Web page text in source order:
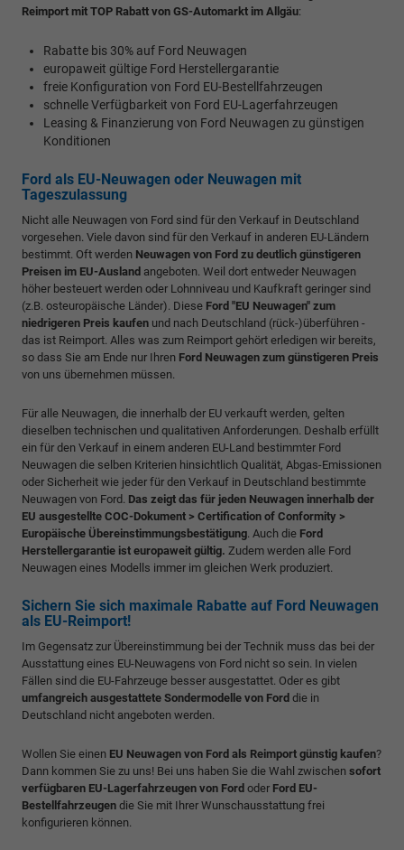
Reimport mit TOP Rabatt von GS-Automarkt im Allgäu:
Rabatte bis 30% auf Ford Neuwagen
europaweit gültige Ford Herstellergarantie
freie Konfiguration von Ford EU-Bestellfahrzeugen
schnelle Verfügbarkeit von Ford EU-Lagerfahrzeugen
Leasing & Finanzierung von Ford Neuwagen zu günstigen
Konditionen
Ford als EU-Neuwagen oder Neuwagen mit
Tageszulassung
Nicht alle Neuwagen von Ford sind für den Verkauf in Deutschland
vorgesehen. Viele davon sind für den Verkauf in anderen EU-Ländern
bestimmt. Oft werden Neuwagen von Ford zu deutlich günstigeren
Preisen im EU-Ausland angeboten. Weil dort entweder Neuwagen
höher besteuert werden oder Lohnniveau und Kaufkraft geringer sind
(z.B. osteuropäische Länder). Diese Ford "EU Neuwagen" zum
niedrigeren Preis kaufen und nach Deutschland (rück-)überführen -
das ist Reimport. Alles was zum Reimport gehört erledigen wir bereits,
so dass Sie am Ende nur Ihren Ford Neuwagen zum günstigeren Preis
von uns übernehmen müssen.
Für alle Neuwagen, die innerhalb der EU verkauft werden, gelten
dieselben technischen und qualitativen Anforderungen. Deshalb erfüllt
ein für den Verkauf in einem anderen EU-Land bestimmter Ford
Neuwagen die selben Kriterien hinsichtlich Qualität, Abgas-Emissionen
oder Sicherheit wie jeder für den Verkauf in Deutschland bestimmte
Neuwagen von Ford. Das zeigt das für jeden Neuwagen innerhalb der
EU ausgestellte COC-Dokument > Certification of Conformity >
Europäische Übereinstimmungsbestätigung . Auch die Ford
Herstellergarantie ist europaweit gültig. Zudem werden alle Ford
Neuwagen eines Modells immer im gleichen Werk produziert.
Sichern Sie sich maximale Rabatte auf Ford Neuwagen
als EU-Reimport!
Im Gegensatz zur Übereinstimmung bei der Technik muss das bei der
Ausstattung eines EU-Neuwagens von Ford nicht so sein. In vielen
Fällen sind die EU-Fahrzeuge besser ausgestattet. Oder es gibt
umfangreich ausgestattete Sondermodelle von Ford die in
Deutschland nicht angeboten werden.
Wollen Sie einen EU Neuwagen von Ford als Reimport günstig kaufen?
Dann kommen Sie zu uns! Bei uns haben Sie die Wahl zwischen sofort
verfügbaren EU-Lagerfahrzeugen von Ford oder Ford EU-
Bestellfahrzeugen die Sie mit Ihrer Wunschausstattung frei
konfigurieren können.